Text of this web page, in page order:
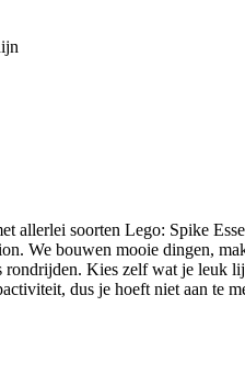
allerlei soorten Lego: Spike
We bouwen mooie dingen,
rondrijden. Kies zelf wat je leuk
dus je hoeft niet aan te